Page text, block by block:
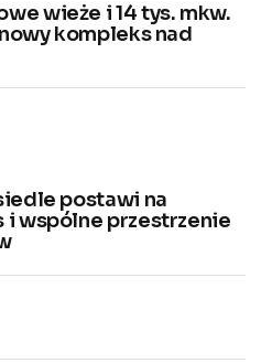
wieże i 14 tys. mkw.
kompleks nad
postawi na
i wspólne przestrzenie